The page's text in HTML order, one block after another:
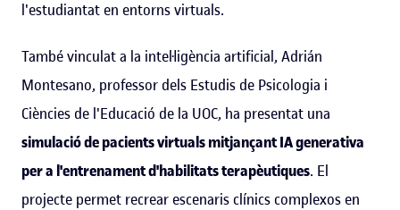
l'estudiantat en entorns virtuals.
També vinculat a la intel·ligència artificial, Adrián
Montesano, professor dels Estudis de Psicologia i
Ciències de l'Educació de la UOC, ha presentat una
simulació de pacients virtuals mitjançant IA generativa
per a l'entrenament d'habilitats terapèutiques. El
projecte permet recrear escenaris clínics complexos en